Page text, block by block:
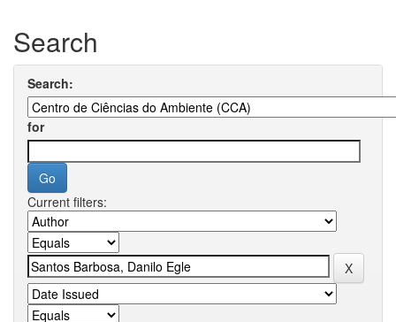
Search
Search:
for
Current filters: